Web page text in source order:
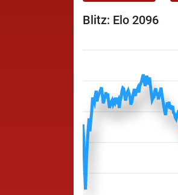
Blitz: Elo 2096